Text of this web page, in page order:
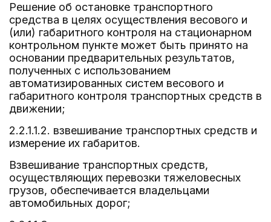
Решение об остановке транспортного
средства в целях осуществления весового и
(или) габаритного контроля на стационарном
контрольном пункте может быть принято на
основании предварительных результатов,
полученных с использованием
автоматизированных систем весового и
габаритного контроля транспортных средств в
движении;
2.2.1.1.2. взвешивание транспортных средств и
измерение их габаритов.
Взвешивание транспортных средств,
осуществляющих перевозки тяжеловесных
грузов, обеспечивается владельцами
автомобильных дорог;